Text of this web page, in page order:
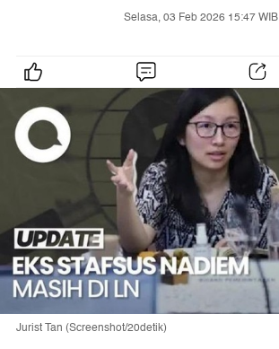
Selasa, 03 Feb 2026 15:47 WIB
Jurist Tan (Screenshot/20detik)